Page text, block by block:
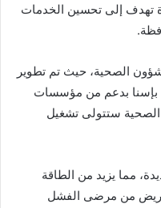
تهدف إلى تحسين الخدمات
الصحية، حيث تم تطوير
بإسنا بدعم من مؤسسات
الصحية ستتولى تشغيل
جديدة، مما يزيد من الطاقة
لتقديم الخدمة لنحو 100 مريض من مرضى الفشل